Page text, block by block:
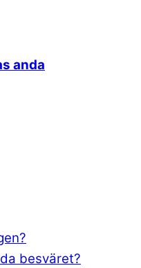
anda
besväret?